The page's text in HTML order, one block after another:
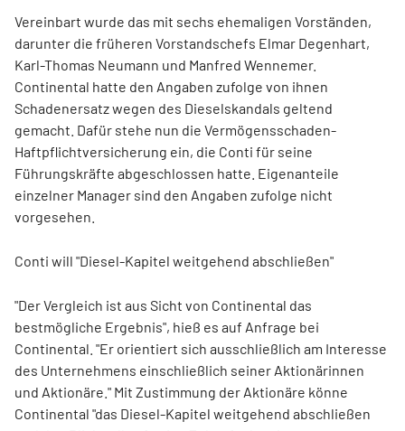
Vereinbart wurde das mit sechs ehemaligen Vorständen,
darunter die früheren Vorstandschefs Elmar Degenhart,
Karl-Thomas Neumann und Manfred Wennemer.
Continental hatte den Angaben zufolge von ihnen
Schadenersatz wegen des Dieselskandals geltend
gemacht. Dafür stehe nun die Vermögensschaden-
Haftpflichtversicherung ein, die Conti für seine
Führungskräfte abgeschlossen hatte. Eigenanteile
einzelner Manager sind den Angaben zufolge nicht
vorgesehen.
Conti will "Diesel-Kapitel weitgehend abschließen"
"Der Vergleich ist aus Sicht von Continental das
bestmögliche Ergebnis", hieß es auf Anfrage bei
Continental. "Er orientiert sich ausschließlich am Interesse
des Unternehmens einschließlich seiner Aktionärinnen
und Aktionäre." Mit Zustimmung der Aktionäre könne
Continental "das Diesel-Kapitel weitgehend abschließen